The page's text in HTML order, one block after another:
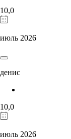
10,0
июль 2026
денис
10,0
июль 2026